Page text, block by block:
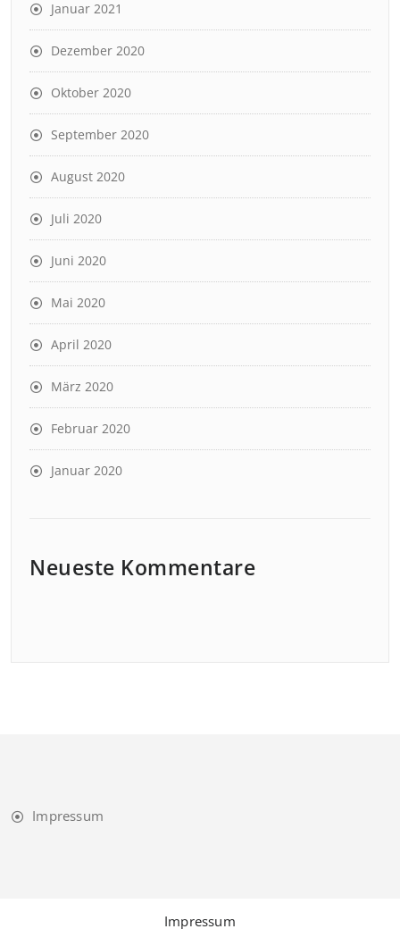
Januar 2021
Dezember 2020
Oktober 2020
September 2020
August 2020
Juli 2020
Juni 2020
Mai 2020
April 2020
März 2020
Februar 2020
Januar 2020
Neueste Kommentare
Impressum
Impressum